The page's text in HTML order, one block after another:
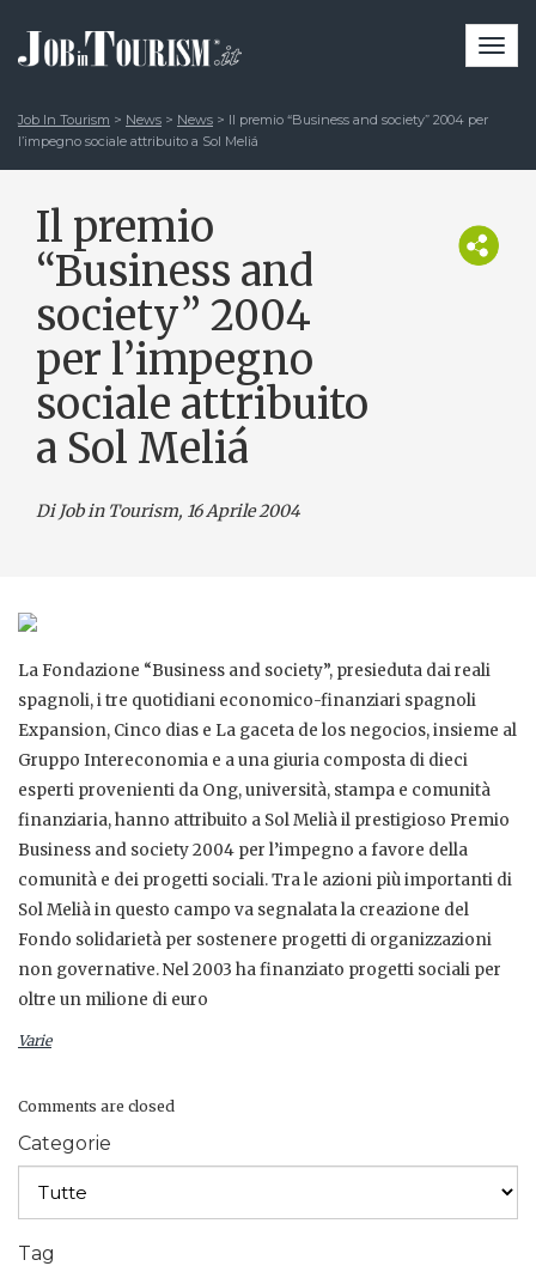
Job In Tourism > News > News > Il premio “Business and society” 2004 per
l’impegno sociale attribuito a Sol Meliá
Il premio
“Business and
society” 2004
per l’impegno
sociale attribuito
a Sol Meliá
Di Job in Tourism, 16 Aprile 2004
La Fondazione “Business and society”, presieduta dai reali
spagnoli, i tre quotidiani economico-finanziari spagnoli
Expansion, Cinco dias e La gaceta de los negocios, insieme al
Gruppo Intereconomia e a una giuria composta di dieci
esperti provenienti da Ong, università, stampa e comunità
finanziaria, hanno attribuito a Sol Melià il prestigioso Premio
Business and society 2004 per l’impegno a favore della
comunità e dei progetti sociali. Tra le azioni più importanti di
Sol Melià in questo campo va segnalata la creazione del
Fondo solidarietà per sostenere progetti di organizzazioni
non governative. Nel 2003 ha finanziato progetti sociali per
oltre un milione di euro
Varie
Comments are closed
Categorie
Tag